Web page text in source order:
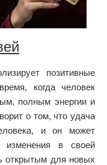
позитивные
когда человек
полным энергии и
о том, что удача
и он может
изменения в своей
открытым для новых